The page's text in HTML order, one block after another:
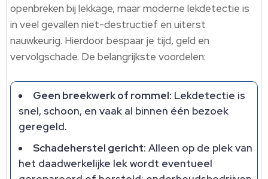
openbreken bij lekkage, maar moderne lekdetectie is
in veel gevallen niet-destructief en uiterst
nauwkeurig. Hierdoor bespaar je tijd, geld en
vervolgschade. De belangrijkste voordelen:
Geen breekwerk of rommel: Lekdetectie is
snel, schoon, en vaak al binnen één bezoek
geregeld.
Schadeherstel gericht: Alleen op de plek van
het daadwerkelijke lek wordt eventueel